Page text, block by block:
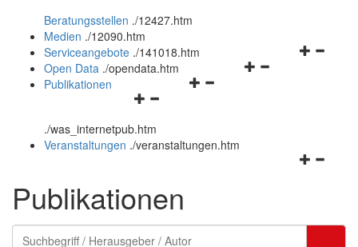
und
schließen
Beratungsstellen ./12427.htm
Medien ./12090.htm
Navigationsmenü
Serviceangebote ./141018.htm
Navigationsmenü
Open Data ./opendata.htm
Navigationsmenü
und
schließen
Publikationen
./was_internetpub.htm
Veranstaltungen ./veranstaltungen.htm
Publikationen